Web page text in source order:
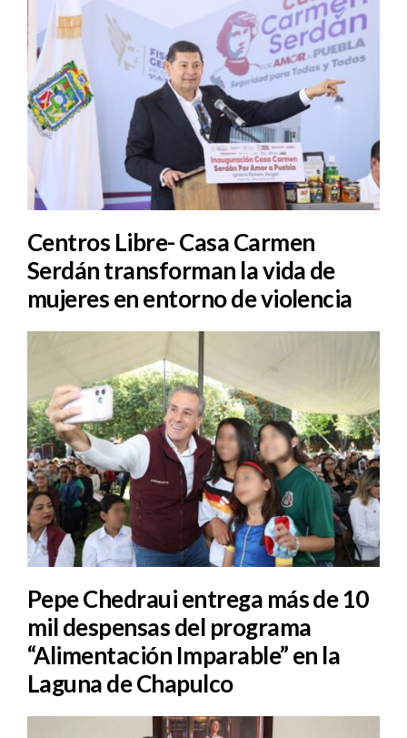
Centros Libre- Casa Carmen
Serdán transforman la vida de
mujeres en entorno de violencia
Pepe Chedraui entrega más de 10
mil despensas del programa
“Alimentación Imparable” en la
Laguna de Chapulco